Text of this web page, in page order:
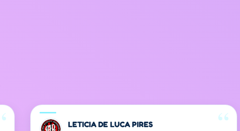
LETICIA DE LUCA PIRES